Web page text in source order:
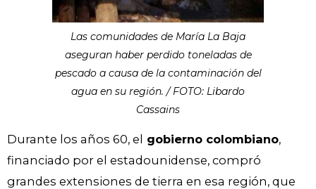
Las comunidades de María La Baja
aseguran haber perdido toneladas de
pescado a causa de la contaminación del
agua en su región. / FOTO: Libardo
Cassains
Durante los años 60, el gobierno colombiano,
financiado por el estadounidense, compró
grandes extensiones de tierra en esa región, que